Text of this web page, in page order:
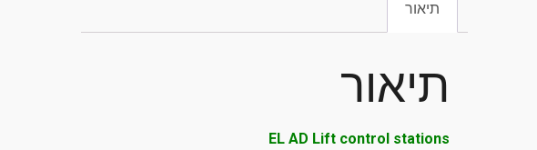
תיאור
תיאור
EL AD Lift control stations